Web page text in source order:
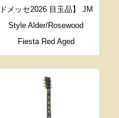
ドメッセ2026 目玉品】 JM
Style Alder/Rosewood
Fiesta Red Aged